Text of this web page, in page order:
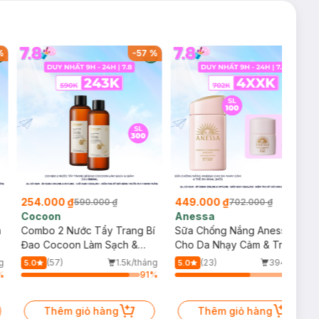
-57 %
254.000 ₫590.000 ₫
Cocoon
Combo 2 Nước Tẩy Trang Bí
Đao Cocoon Làm Sạch &
Giảm Dầu 500ml
5.0 (57)
1.5k/tháng
91%
Thêm giỏ hàng
449.000 ₫702.000 ₫
Anessa
Sữa Chống Nắng Anessa
Cho Da Nhạy Cảm & Trẻ Em
60ml (Mới)
5.0 (23)
394/tháng
Thêm giỏ hàng